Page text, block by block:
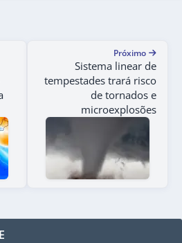
Próximo
Sistema linear de
tempestades trará risco
de tornados e
microexplosões